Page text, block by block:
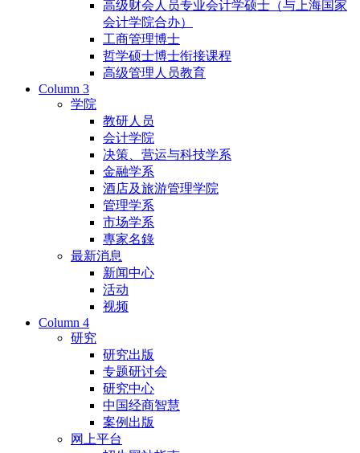
高级财会人员专业会计学硕士（与上海国家
会计学院合办）
工商管理博士
哲学硕士博士衔接课程
高级管理人员教育
Column 3
学院
教研人员
会计学院
决策、营运与科技学系
金融学系
酒店及旅游管理学院
管理学系
市场学系
專家名錄
最新消息
新闻中心
活动
视频
Column 4
研究
研究出版
专题研讨会
研究中心
中国经商智慧
案例出版
网上平台